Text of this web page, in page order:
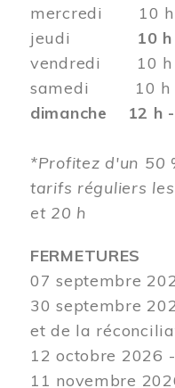
mercredi 10 h
jeudi 10
vendredi 10 h
samedi 10 h -
dimanche 12 h
*Profitez d'un 50
tarifs réguliers
et 20 h
FERMETURES
07 septembre
30 septembre
et de la
12 octobre 2026
11 novembre